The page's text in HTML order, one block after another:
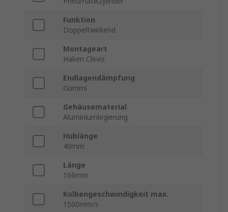
Funktion
Doppeltwirkend
Montageart
Haken Clevis
Endlagendämpfung
Gummi
Gehäusematerial
Aluminiumlegierung
Hublänge
40mm
Länge
166mm
Kolbengeschwindigkeit max.
1500mm/s